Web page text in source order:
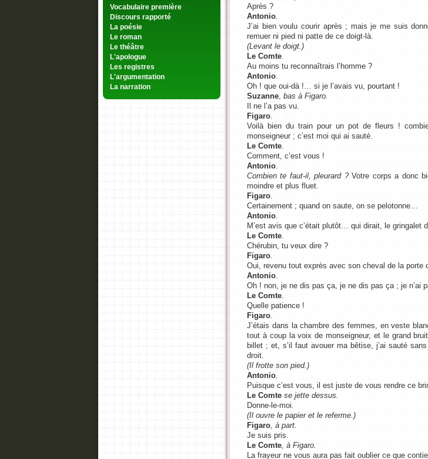
Vocabulaire première
Discours rapporté
La poésie
Le roman
Le théâtre
L'apologue
Les registres
L'argumentation
La narration
Après ?
Antonio
J’ai bien voulu courir après ; mais je me suis
remuer ni pied ni patte de ce doigt-là.
(Levant le doigt.)
Le Comte
Au moins tu reconnaîtrais l’homme ?
Antonio
Oh ! que oui-dà !… si je l’avais vu, pourtant !
Suzanne bas à Figaro.
Il ne l’a pas vu.
Figaro
Voilà bien du train pour un pot de fleurs !
monseigneur ; c’est moi qui ai sauté.
Le Comte
Comment, c’est vous !
Antonio
Combien te faut-il, pleurard ?Votre corps a donc
moindre et plus fluet.
Figaro
Certainement ; quand on saute, on se pelotonne…
Antonio
M’est avis que c’était plutôt… qui dirait, le gringalet
Le Comte
Chérubin, tu veux dire ?
Figaro
Oui, revenu tout exprès avec son cheval de la porte
Antonio
Oh ! non, je ne dis pas ça, je ne dis pas ça ; je n’ai
Le Comte
Quelle patience !
Figaro
J’étais dans la chambre des femmes, en veste
tout à coup la voix de monseigneur, et le grand
billet ; et, s’il faut avouer ma bêtise, j’ai sauté
droit.
(Il frotte son pied.)
Antonio
Puisque c’est vous, il est juste de vous rendre ce
Le Comte se jette dessus.
Donne-le-moi.
(Il ouvre le papier et le referme.)
Figaro à part.
Je suis pris.
Le Comte à Figaro.
La frayeur ne vous aura pas fait oublier ce que